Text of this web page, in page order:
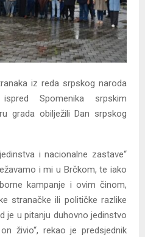
iz reda srpskog naroda
Spomenika srpskim
grada obilježili Dan srpskog
i nacionalne zastave“
i mi u Brčkom, te iako
kampanje i ovim činom,
stranačke ili političke razlike
je u pitanju duhovno jedinstvo
živio“, rekao je predsjednik